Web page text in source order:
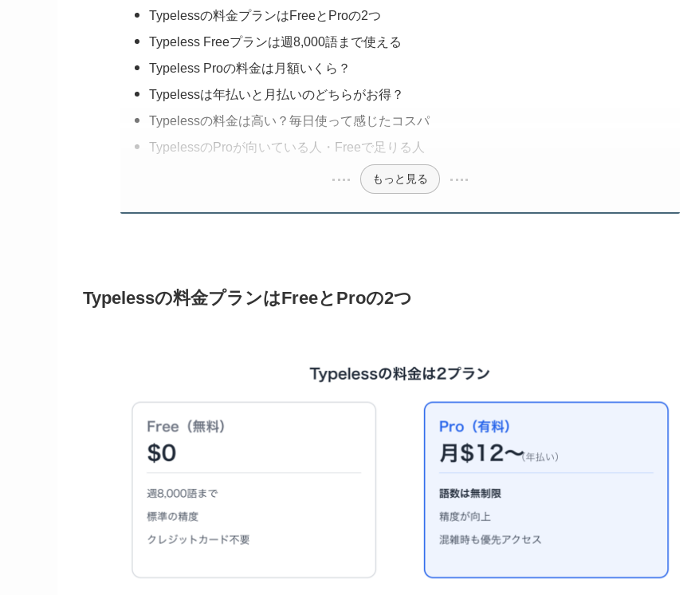
Typelessの料金プランはFreeとProの2つ
Typeless Freeプランは週8,000語まで使える
Typeless Proの料金は月額いくら？
Typelessは年払いと月払いのどちらがお得？
Typelessの料金は高い？毎日使って感じたコスパ
TypelessのProが向いている人・Freeで足りる人
もっと見る
Typelessの料金プランはFreeとProの2つ